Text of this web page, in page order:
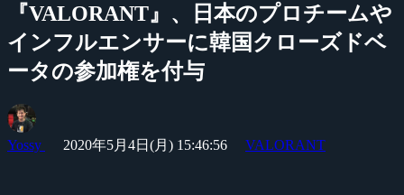
『VALORANT』、日本のプロチームや
インフルエンサーに韓国クローズドベ
ータの参加権を付与
Yossy 2020年5月4日(月) 15:46:56 VALORANT